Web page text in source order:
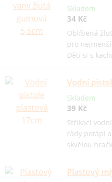
Skladem
34 Kč
Oblíbená
pro
Děti si s
Vodní
Skladem
39 Kč
Stříkací
rády potápí
skvělou
Plastový